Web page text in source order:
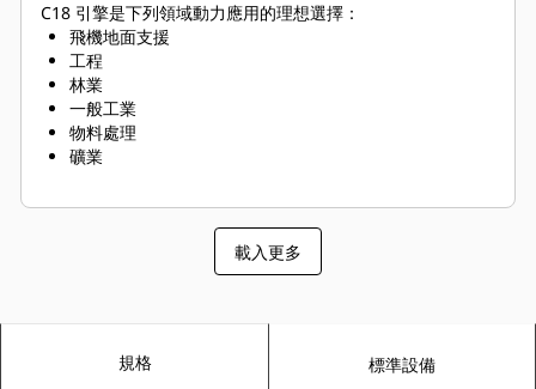
C18 引擎是下列領域動力應用的理想選擇：
飛機地面支援
工程
林業
一般工業
物料處理
礦業
載入更多
規格 標準設備